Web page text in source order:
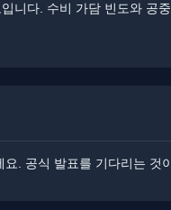
니다. 수비 가담 빈도와 공
. 공식 발표를 기다리는 것